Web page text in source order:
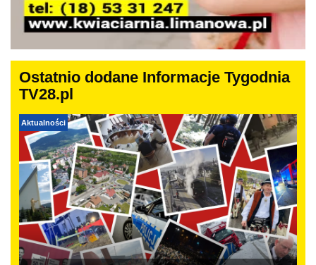
Ostatnio dodane Informacje Tygodnia
TV28.pl
Aktualności